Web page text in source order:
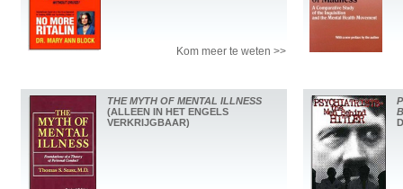
Kom meer te weten >>
THE MYTH OF MENTAL ILLNESS
(ALLEEN IN HET ENGELS
VERKRIJGBAAR)